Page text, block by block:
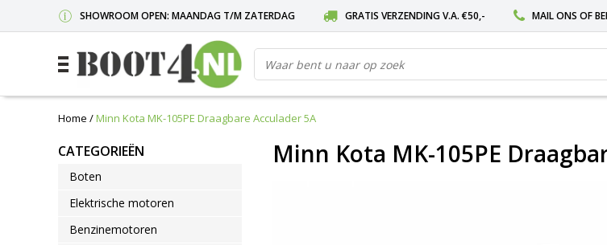
SHOWROOM OPEN: MAANDAG T/M ZATERDAG GRATIS VERZENDING V.A. €50,- MAIL ONS OF
Home /Minn Kota MK-105PE Draagbare Acculader 5A
CATEGORIEËN
Boten
Elektrische motoren
Benzinemotoren
Minn Kota MK-105PE